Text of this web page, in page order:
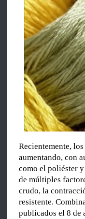
Recientemente,
aumentando, con
como el poliéster
de múltiples
crudo, la
resistente.
publicados el 8 de